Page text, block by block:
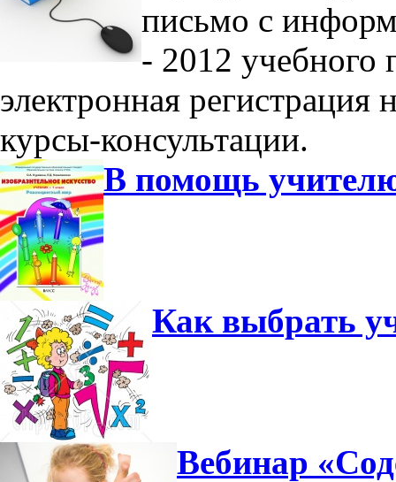
письмо с
- 2012 учебного
электронная
курсы-консультации.
В помощь
Как выбрать
Вебинар